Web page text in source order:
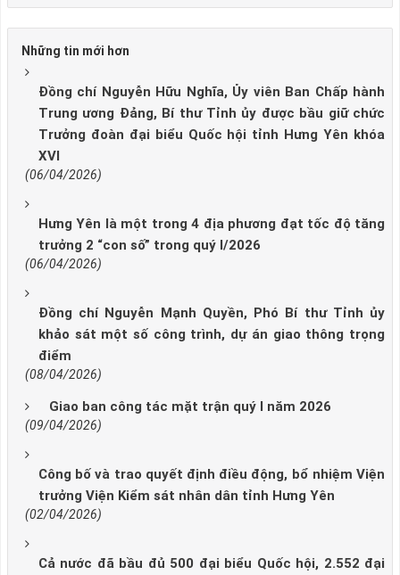
Những tin mới hơn
Đồng chí Nguyễn Hữu Nghĩa, Ủy viên Ban Chấp hành
Trung ương Đảng, Bí thư Tỉnh ủy được bầu giữ chức
Trưởng đoàn đại biểu Quốc hội tỉnh Hưng Yên khóa
XVI
(06/04/2026)
Hưng Yên là một trong 4 địa phương đạt tốc độ tăng
trưởng 2 “con số” trong quý I/2026
(06/04/2026)
Đồng chí Nguyễn Mạnh Quyền, Phó Bí thư Tỉnh ủy
khảo sát một số công trình, dự án giao thông trọng
điểm
(08/04/2026)
Giao ban công tác mặt trận quý I năm 2026
(09/04/2026)
Công bố và trao quyết định điều động, bổ nhiệm Viện
trưởng Viện Kiểm sát nhân dân tỉnh Hưng Yên
(02/04/2026)
Cả nước đã bầu đủ 500 đại biểu Quốc hội, 2.552 đại